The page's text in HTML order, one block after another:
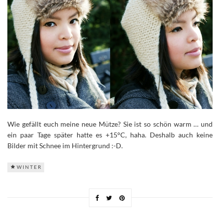
Wie gefällt euch meine neue Mütze? Sie ist so schön warm … und
ein paar Tage später hatte es +15°C, haha. Deshalb auch keine
Bilder mit Schnee im Hintergrund :-D.
WINTER